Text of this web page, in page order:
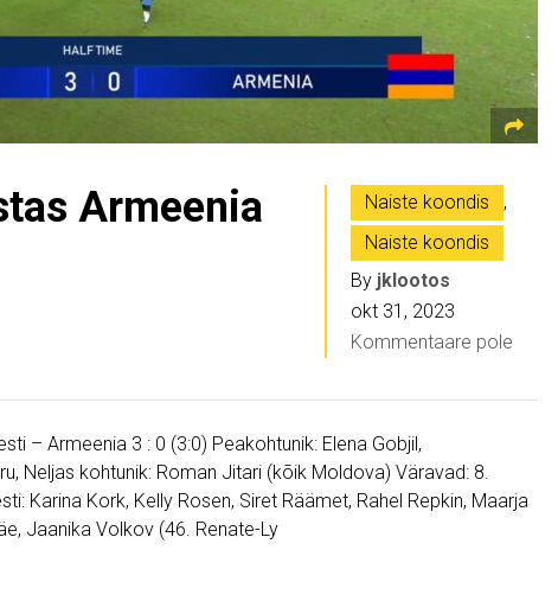
Armeenia Naiste koondis
,
Naiste koondis
By jklootos
okt 31, 2023
Kommentaare pole
– Armeenia 3 : 0 (3:0) Peakohtunik: Elena Gobjil,
Neljas kohtunik: Roman Jitari (kõik Moldova) Väravad: 8.
Karina Kork, Kelly Rosen, Siret Räämet, Rahel Repkin, Maarja
Jaanika Volkov (46. Renate-Ly